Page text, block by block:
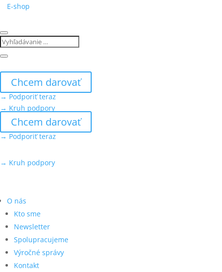
E-shop
Chcem darovať
→ Podporiť teraz
→ Kruh podpory
Chcem darovať
→ Podporiť teraz
→ Kruh podpory
O nás
Kto sme
Newsletter
Spolupracujeme
Výročné správy
Kontakt